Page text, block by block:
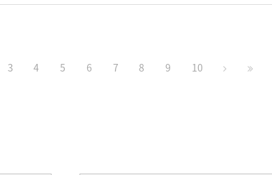
3 4 5 6 7 8 9 10